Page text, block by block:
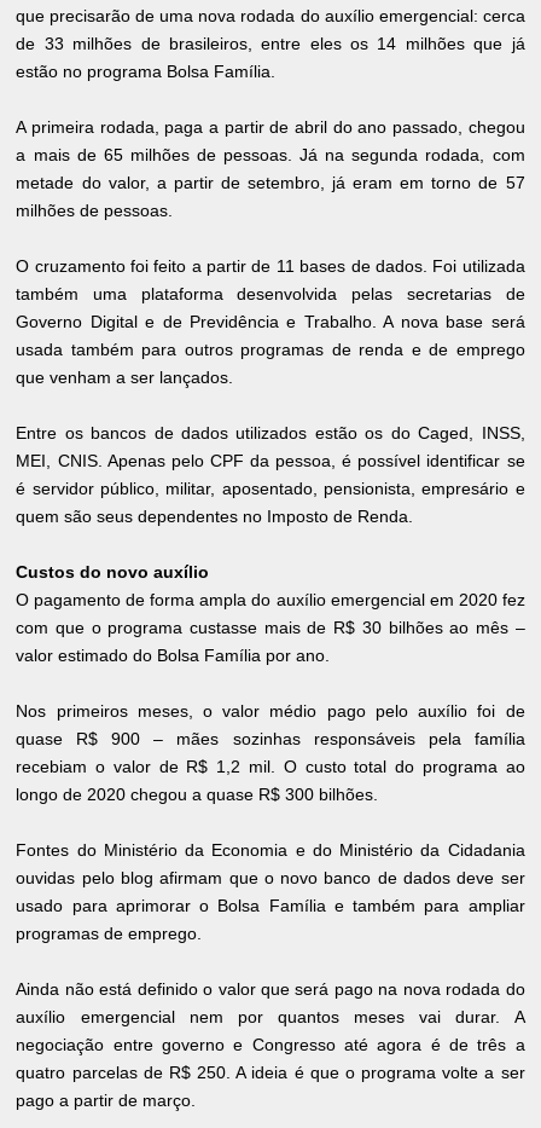
que precisarão de uma nova rodada do auxílio emergencial: cerca
de 33 milhões de brasileiros, entre eles os 14 milhões que já
estão no programa Bolsa Família.
A primeira rodada, paga a partir de abril do ano passado, chegou
a mais de 65 milhões de pessoas. Já na segunda rodada, com
metade do valor, a partir de setembro, já eram em torno de 57
milhões de pessoas.
O cruzamento foi feito a partir de 11 bases de dados. Foi utilizada
também uma plataforma desenvolvida pelas secretarias de
Governo Digital e de Previdência e Trabalho. A nova base será
usada também para outros programas de renda e de emprego
que venham a ser lançados.
Entre os bancos de dados utilizados estão os do Caged, INSS,
MEI, CNIS. Apenas pelo CPF da pessoa, é possível identificar se
é servidor público, militar, aposentado, pensionista, empresário e
quem são seus dependentes no Imposto de Renda.
Custos do novo auxílio
O pagamento de forma ampla do auxílio emergencial em 2020 fez
com que o programa custasse mais de R$ 30 bilhões ao mês –
valor estimado do Bolsa Família por ano.
Nos primeiros meses, o valor médio pago pelo auxílio foi de
quase R$ 900 – mães sozinhas responsáveis pela família
recebiam o valor de R$ 1,2 mil. O custo total do programa ao
longo de 2020 chegou a quase R$ 300 bilhões.
Fontes do Ministério da Economia e do Ministério da Cidadania
ouvidas pelo blog afirmam que o novo banco de dados deve ser
usado para aprimorar o Bolsa Família e também para ampliar
programas de emprego.
Ainda não está definido o valor que será pago na nova rodada do
auxílio emergencial nem por quantos meses vai durar. A
negociação entre governo e Congresso até agora é de três a
quatro parcelas de R$ 250. A ideia é que o programa volte a ser
pago a partir de março.